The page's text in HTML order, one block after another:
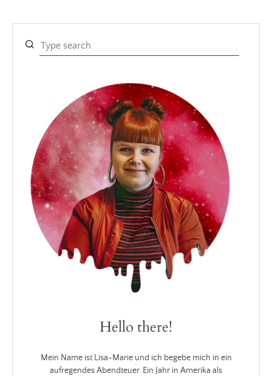
Hello there!
Mein Name ist Lisa-Marie und ich begebe mich in ein
aufregendes Abendteuer. Ein Jahr in Amerika als